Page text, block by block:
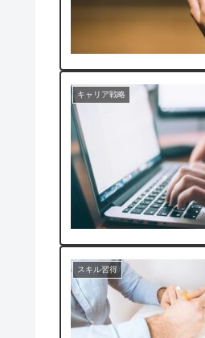
キャリア戦略
スキル習得